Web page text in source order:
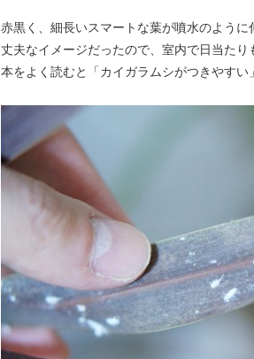
赤黒く、細長いスマートな葉が噴水のよう
丈夫なイメージだったので、室内で日当た
本をよく読むと「カイガラムシがつきやすい